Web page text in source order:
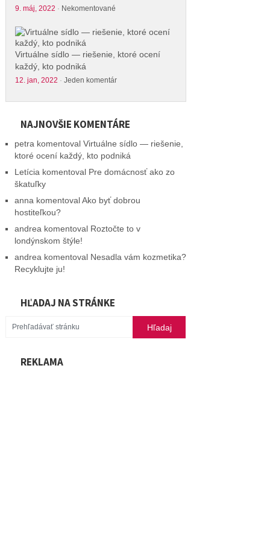
9. máj, 2022 · Nekomentované
Virtuálne sídlo — riešenie, ktoré ocení
každý, kto podniká
12. jan, 2022 · Jeden komentár
NAJNOVŠIE KOMENTÁRE
petra komentoval Virtuálne sídlo — riešenie,
ktoré ocení každý, kto podniká
Letícia komentoval Pre domácnosť ako zo
škatuľky
anna komentovalAko byť dobrou
hostiteľkou?
andrea komentoval Roztočte to v
londýnskom štýle!
andrea komentoval Nesadla vám kozmetika?
Recyklujte ju!
HĽADAJ NA STRÁNKE
REKLAMA